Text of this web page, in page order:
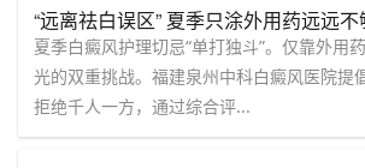
“远离祛白误区” 夏季只涂外用药远远
情况综合干预，福建泉州中科白癜风
型分诊理念
夏季白癜风护理切忌“单打独斗”。仅靠外用
光的双重挑战。福建泉州中科白癜风医院提
拒绝千人一方，通过综合评...